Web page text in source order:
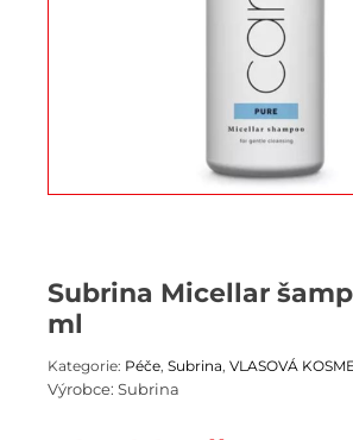
Subrina Micellar
ml
Kategorie: Péče Subrina VLASOVÁ
Výrobce: Subrina